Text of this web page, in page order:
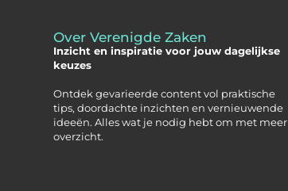
Over Verenigde Zaken
Inzicht en inspiratie voor jouw dagelijkse
keuzes
Ontdek gevarieerde content vol praktische
tips, doordachte inzichten en vernieuwende
ideeën. Alles wat je nodig hebt om met meer
overzicht.